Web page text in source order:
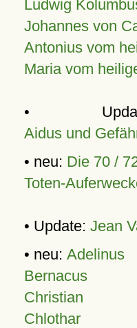
Ludwig
Johannes von
Antonius vom
Maria vom
•
Aidus und
• neu: Die 70 /
Toten-
• Update: Jean
• neu: Adelinus
Bernacus
Christian
Chlothar